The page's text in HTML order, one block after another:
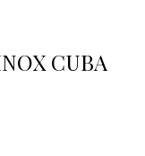
CUBA